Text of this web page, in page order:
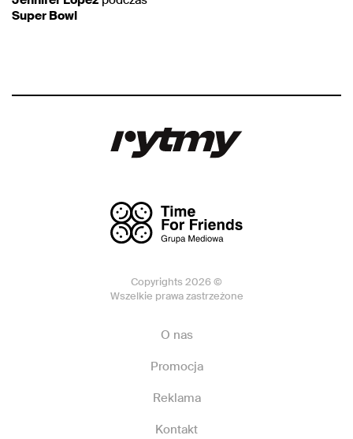
Super Bowl
Copyrights 2026 ©
Wszelkie prawa zastrzeżone
O nas
Promocja
Reklama
Kontakt